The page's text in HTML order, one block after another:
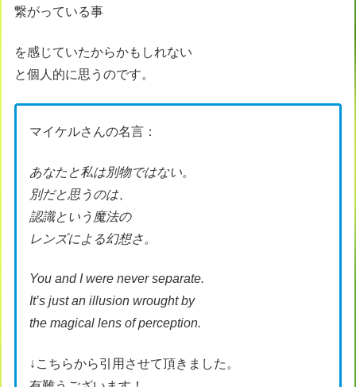
繋がっている事
を感じていたからかもしれない
と個人的に思うのです。
マイケルさんの名言：
あなたと私は別物ではない。
別だと思うのは、
認識という魔法の
レンズによる幻想さ。
You and I were never separate.
It’s just an illusion wrought by
the magical lens of perception.
↓こちらから引用させて頂きました。